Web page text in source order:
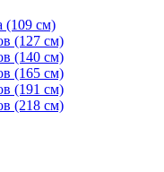
(109 см)
(127 см)
(140 cм)
(165 cм)
(191 см)
(218 см)